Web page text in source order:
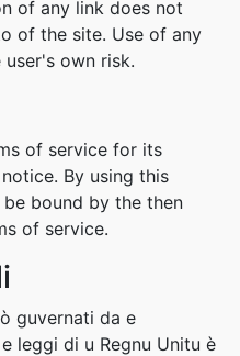
of any link does not
of the site. Use of any
own risk.
of service for its
By using this
bound by the then
of service.
guvernati da e
leggi di u Regnu Unitu è